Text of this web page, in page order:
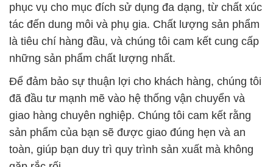
phục vụ cho mục đích sử dụng đa dạng, từ chất xúc
tác đến dung môi và phụ gia. Chất lượng sản phẩm
là tiêu chí hàng đầu, và chúng tôi cam kết cung cấp
những sản phẩm chất lượng nhất.
Để đảm bảo sự thuận lợi cho khách hàng, chúng tôi
đã đầu tư mạnh mẽ vào hệ thống vận chuyển và
giao hàng chuyên nghiệp. Chúng tôi cam kết rằng
sản phẩm của bạn sẽ được giao đúng hẹn và an
toàn, giúp bạn duy trì quy trình sản xuất mà không